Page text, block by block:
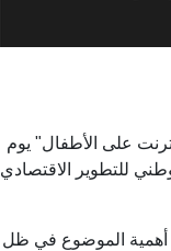
على الأطفال" يوم
الوطني للتطوير الاقتصادي
أهمية الموضوع في ظل